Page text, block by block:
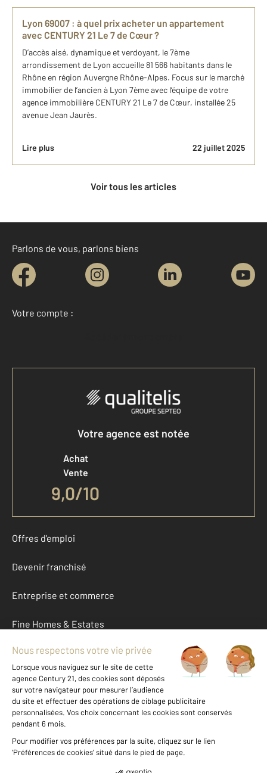
Lyon 69007 : à quel prix acheter un appartement
avec CENTURY 21 Le 7 de Cœur ?
D’accès aisé, dynamique et verdoyant, le 7ème
arrondissement de Lyon accueille 81 566 habitants dans le
Rhône en région Auvergne Rhône-Alpes. Focus sur le marché
immobilier de l’ancien à Lyon 7ème avec l’équipe de votre
agence immobilière CENTURY 21 Le 7 de Cœur, installée 25
avenue Jean Jaurès.
Lire plus 22 juillet 2025
Voir tous les articles
Parlons de vous, parlons biens
Votre compte :
Accéder à mon compte
Votre agence est notée
Achat
Vente
9,0/10
Offres d'emploi
Devenir franchisé
Entreprise et commerce
Fine Homes & Estates
À propos
International
Nous contacter